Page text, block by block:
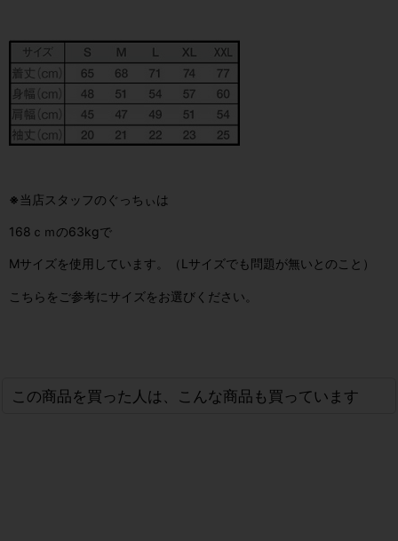
※当店スタッフのぐっちぃは
168ｃｍの63kgで
Mサイズを使用しています。（Lサイズでも問題が無いとのこと）
こちらをご参考にサイズをお選びください。
この商品を買った人は、こんな商品も買っています